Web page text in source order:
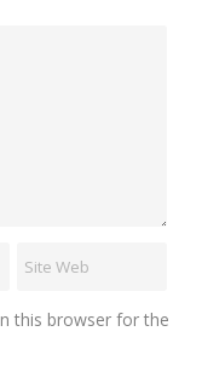
this browser for the